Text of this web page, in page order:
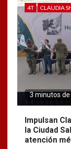
4T CLAUDIA
3 minutos
Impulsan
la Ciudad
atención